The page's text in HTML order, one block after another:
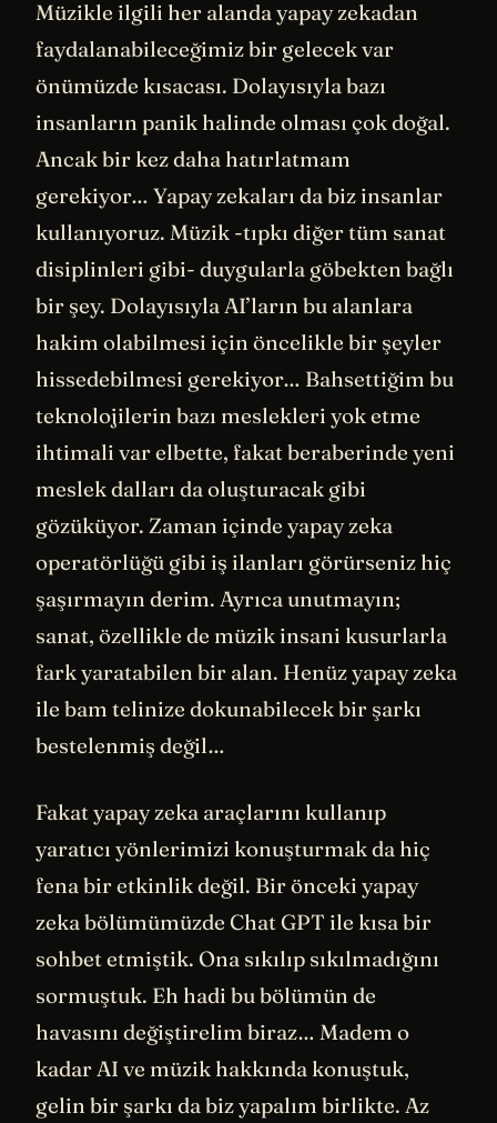
Müzikle ilgili her alanda yapay zekadan
faydalanabileceğimiz bir gelecek var
önümüzde kısacası. Dolayısıyla bazı
insanların panik halinde olması çok doğal.
Ancak bir kez daha hatırlatmam
gerekiyor… Yapay zekaları da biz insanlar
kullanıyoruz. Müzik -tıpkı diğer tüm sanat
disiplinleri gibi- duygularla göbekten bağlı
bir şey. Dolayısıyla AI’ların bu alanlara
hakim olabilmesi için öncelikle bir şeyler
hissedebilmesi gerekiyor… Bahsettiğim bu
teknolojilerin bazı meslekleri yok etme
ihtimali var elbette, fakat beraberinde yeni
meslek dalları da oluşturacak gibi
gözüküyor. Zaman içinde yapay zeka
operatörlüğü gibi iş ilanları görürseniz hiç
şaşırmayın derim. Ayrıca unutmayın;
sanat, özellikle de müzik insani kusurlarla
fark yaratabilen bir alan. Henüz yapay zeka
ile bam telinize dokunabilecek bir şarkı
bestelenmiş değil…
Fakat yapay zeka araçlarını kullanıp
yaratıcı yönlerimizi konuşturmak da hiç
fena bir etkinlik değil. Bir önceki yapay
zeka bölümümüzde Chat GPT ile kısa bir
sohbet etmiştik. Ona sıkılıp sıkılmadığını
sormuştuk. Eh hadi bu bölümün de
havasını değiştirelim biraz… Madem o
kadar AI ve müzik hakkında konuştuk,
gelin bir şarkı da biz yapalım birlikte. Az